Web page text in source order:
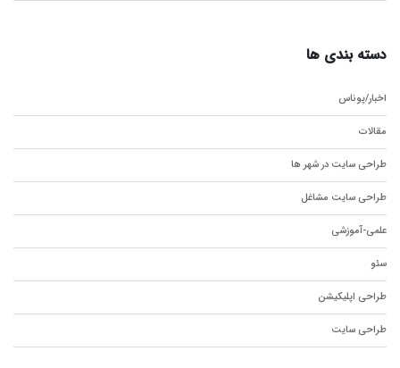
دسته بندی ها
اخبار/پوناس
مقالات
طراحی سایت در شهر ها
طراحی سایت مشاغل
علمی-آموزشی
سئو
طراحی اپلیکیشن
طراحی سایت